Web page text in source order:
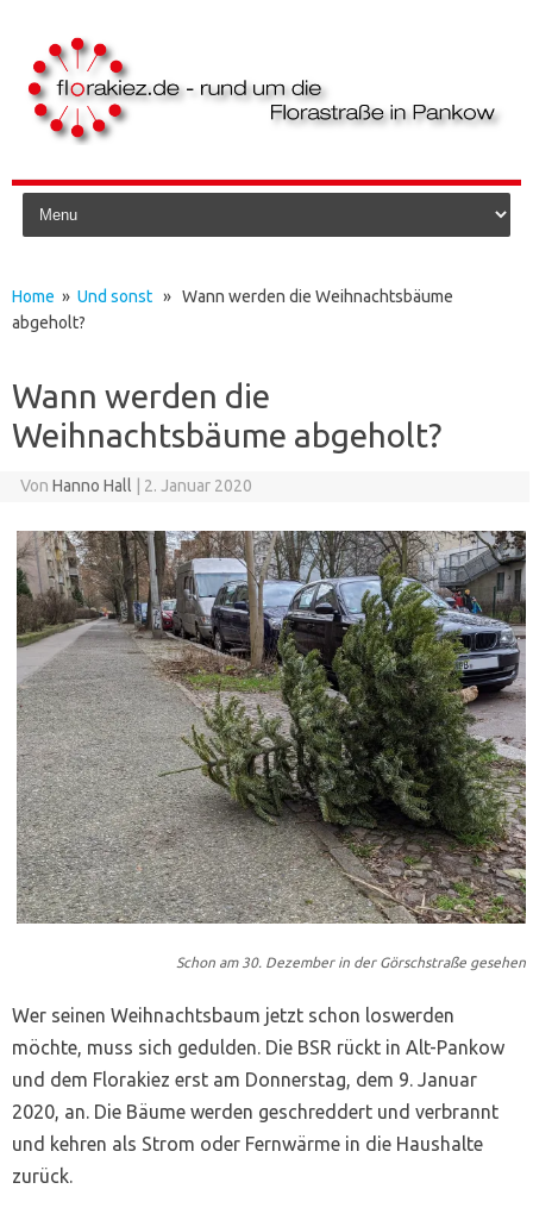
Skip to content
Home » Und sonst » Wann werden die Weihnachtsbäume
abgeholt?
Wann werden die
Weihnachtsbäume abgeholt?
Von Hanno Hall 2. Januar 2020
Schon am 30. Dezember in der Görschstraße gesehen
Wer seinen Weihnachtsbaum jetzt schon loswerden
möchte, muss sich gedulden. Die BSR rückt in Alt-Pankow
und dem Florakiez erst am Donnerstag, dem 9. Januar
2020, an. Die Bäume werden geschreddert und verbrannt
und kehren als Strom oder Fernwärme in die Haushalte
zurück.